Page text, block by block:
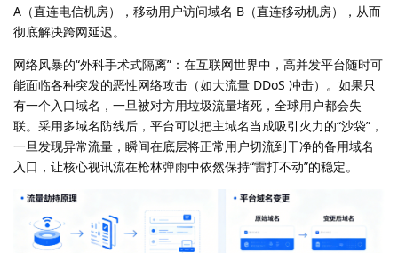
A（直连电信机房），移动用户访问域名 B（直连移动机房），从而
彻底解决跨网延迟。
网络风暴的“外科手术式隔离”：在互联网世界中，高并发平台随时可
能面临各种突发的恶性网络攻击（如大流量 DDoS 冲击）。如果只
有一个入口域名，一旦被对方用垃圾流量堵死，全球用户都会失
联。采用多域名防线后，平台可以把主域名当成吸引火力的“沙袋”，
一旦发现异常流量，瞬间在底层将正常用户切流到干净的备用域名
入口，让核心视讯流在枪林弹雨中依然保持“雷打不动”的稳定。